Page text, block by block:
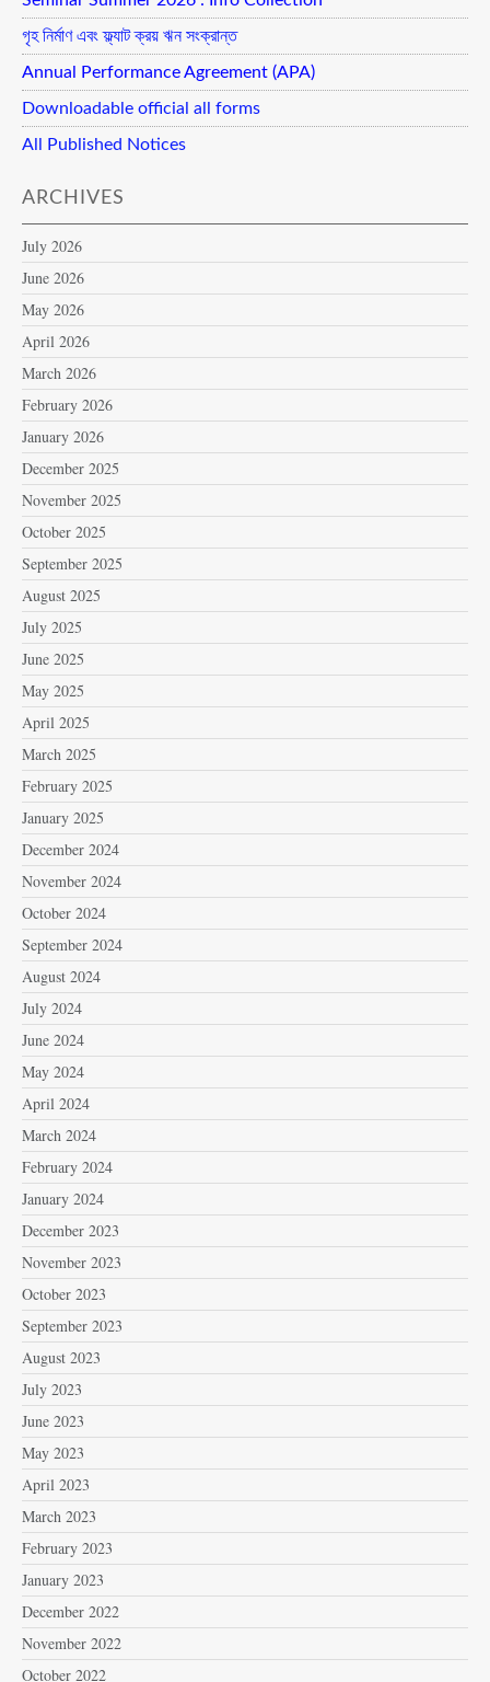
গৃহ নির্মাণ এবং ফ্ল্যাট ক্রয় ঋন সংক্রান্ত
Annual Performance Agreement (APA)
Downloadable official all forms
All Published Notices
ARCHIVES
July 2026
June 2026
May 2026
April 2026
March 2026
February 2026
January 2026
December 2025
November 2025
October 2025
September 2025
August 2025
July 2025
June 2025
May 2025
April 2025
March 2025
February 2025
January 2025
December 2024
November 2024
October 2024
September 2024
August 2024
July 2024
June 2024
May 2024
April 2024
March 2024
February 2024
January 2024
December 2023
November 2023
October 2023
September 2023
August 2023
July 2023
June 2023
May 2023
April 2023
March 2023
February 2023
January 2023
December 2022
November 2022
October 2022